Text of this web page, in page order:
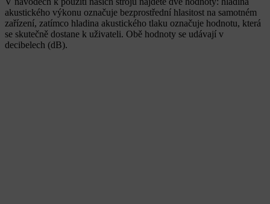
akustického výkonu označuje bezprostřední hlasitost na samotném
zařízení, zatímco hladina akustického tlaku označuje hodnotu, která
se skutečně dostane k uživateli. Obě hodnoty se udávají v
decibelech (dB).